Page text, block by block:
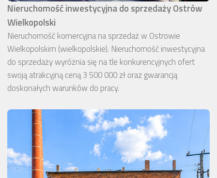
Nieruchomość inwestycyjna do sprzedaży Ostrów
Wielkopolski
Nieruchomość komercyjna na sprzedaż w Ostrowie
Wielkopolskim (wielkopolskie). Nieruchomość inwestycyjna
do sprzedaży wyróżnia się na tle konkurencyjnych ofert
swoją atrakcyjną ceną 3 500 000 zł oraz gwarancją
doskonałych warunków do pracy.